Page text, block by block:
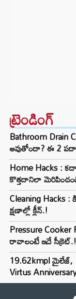
ట్రెండింగ్‌
Bathroom Drain
అవుతోందా? ఈ 2
Home Hacks :
కొత్తదానిలా
Cleaning Hacks
క్షణాల్లో క్లీన్.!
Pressure Cooker
రావాలంటే ఇదే సీక్రెట్.!
19.62kmpl మైలేజ్,
Virtus